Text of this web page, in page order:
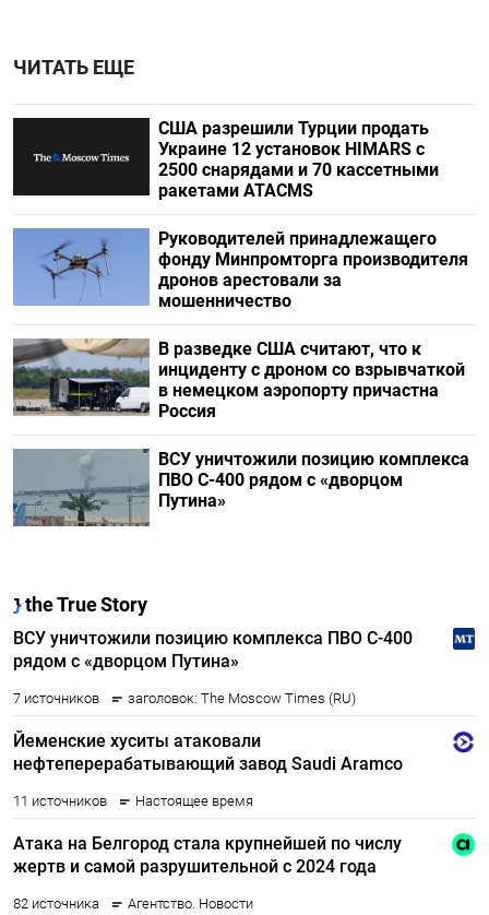
ЧИТАТЬ ЕЩЕ
США разрешили Турции продать
Украине 12 установок HIMARS с
2500 снарядами и 70 кассетными
ракетами ATACMS
Руководителей принадлежащего
фонду Минпромторга производителя
дронов арестовали за
мошенничество
В разведке США считают, что к
инциденту с дроном со взрывчаткой
в немецком аэропорту причастна
Россия
ВСУ уничтожили позицию комплекса
ПВО С-400 рядом с «дворцом
Путина»